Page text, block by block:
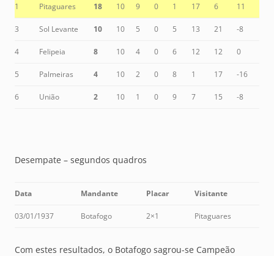
1 Pitaguares 18 10 9 0 1 17 6 11
3 Sol Levante 10 10 5 0 5 13 21 -8
4 Felipeia 8 10 4 0 6 12 12 0
5 Palmeiras 4 10 2 0 8 1 17 -16
6 União 2 10 1 0 9 7 15 -8
Desempate – segundos quadros
Data Mandante Placar Visitante
03/01/1937 Botafogo 2×1 Pitaguares
Com estes resultados, o Botafogo sagrou-se Campeão